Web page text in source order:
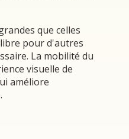
que celles
pour d'autres
La mobilité du
visuelle de
améliore